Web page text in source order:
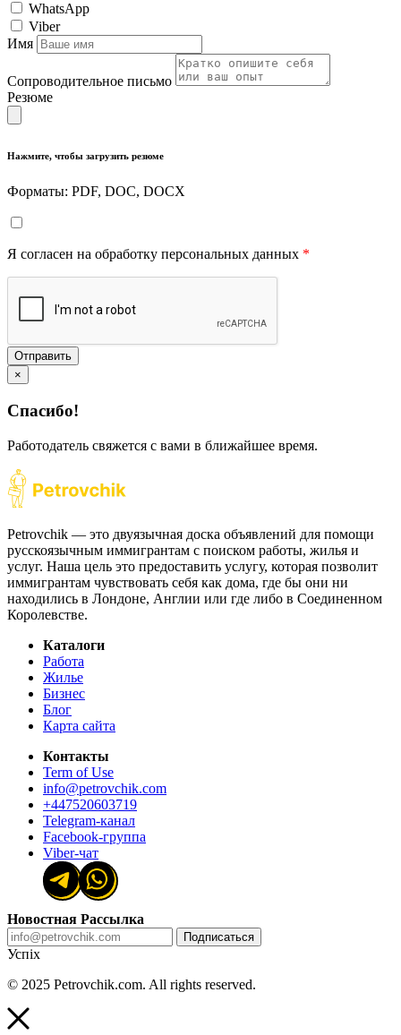
WhatsApp
Viber
Имя
Сопроводительное письмо
Резюме
Нажмите, чтобы загрузить резюме
Форматы: PDF, DOC, DOCX
Я согласен на обработку персональных данных *
Отправить
×
Спасибо!
Работодатель свяжется с вами в ближайшее время.
Petrovchik — это двуязычная доска объявлений для помощи
русскоязычным иммигрантам с поиском работы, жилья и
услуг. Наша цель это предоставить услугу, которая позволит
иммигрантам чувствовать себя как дома, где бы они ни
находились в Лондоне, Англии или где либо в Соединенном
Королевстве.
Каталоги
Работа
Жилье
Бизнес
Блог
Карта сайта
Контакты
Term of Use
info@petrovchik.com
+447520603719
Telegram-канал
Facebook-группа
Viber-чат
Новостная Рассылка
Подписаться
Успіх
© 2025 Petrovchik.com. All rights reserved.